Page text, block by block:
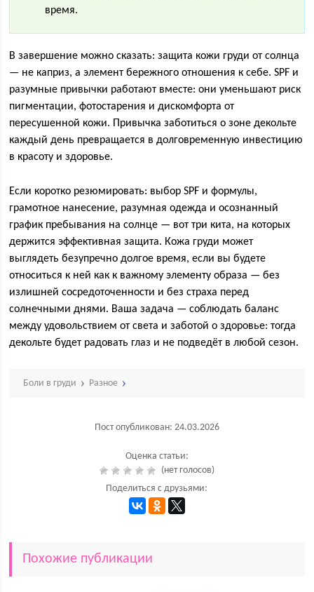
время.
В завершение можно сказать: защита кожи груди от солнца
— не каприз, а элемент бережного отношения к себе. SPF и
разумные привычки работают вместе: они уменьшают риск
пигментации, фотостарения и дискомфорта от
пересушенной кожи. Привычка заботиться о зоне декольте
каждый день превращается в долговременную инвестицию
в красоту и здоровье.
Если коротко резюмировать: выбор SPF и формулы,
грамотное нанесение, разумная одежда и осознанный
график пребывания на солнце — вот три кита, на которых
держится эффективная защита. Кожа груди может
выглядеть безупречно долгое время, если вы будете
относиться к ней как к важному элементу образа — без
излишней сосредоточенности и без страха перед
солнечными днями. Ваша задача — соблюдать баланс
между удовольствием от света и заботой о здоровье: тогда
декольте будет радовать глаз и не подведёт в любой сезон.
Боли в груди Разное
Пост опубликован: 24.03.2026
Оценка статьи:
(нет голосов)
Поделиться с друзьями:
Похожие публикации